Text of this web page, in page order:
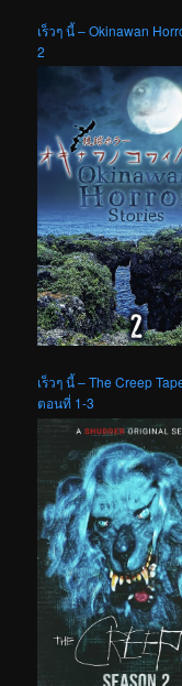
เร็วๆ นี้ – Okinawan
2
เร็วๆ นี้ – The Creep
ตอนที่ 1-3